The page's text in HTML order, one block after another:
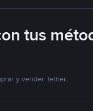
tus
y vender Tether.